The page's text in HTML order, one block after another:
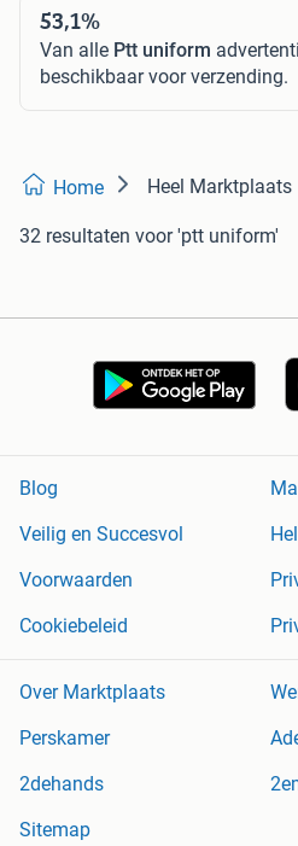
53,1%
Van alle Ptt uniform
beschikbaar voor verzending.
Home Heel Marktplaats
32 resultaten voor 'ptt uniform'
Blog
Veilig en Succesvol
Voorwaarden
Cookiebeleid
Over Marktplaats
Perskamer
2dehands
Sitemap